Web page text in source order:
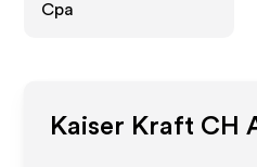
Cpa
Kaiser Kraft CH